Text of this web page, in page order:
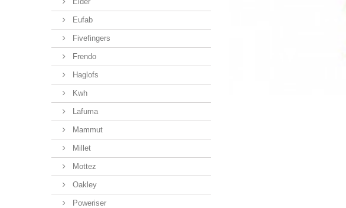
Eufab
Fivefingers
Frendo
Haglofs
Kwh
Lafuma
Mammut
Millet
Mottez
Oakley
Poweriser